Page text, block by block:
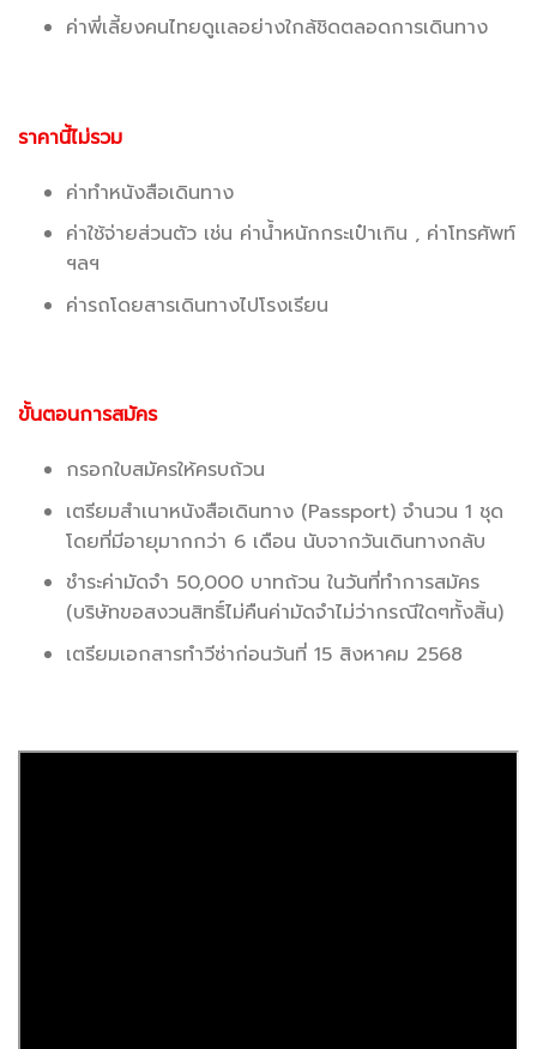
ค่าพี่เลี้ยงคนไทยดูเเลอย่างใกล้ชิดตลอดการเดินทาง
ราคานี้ไม่รวม
ค่าทำหนังสือเดินทาง
ค่าใช้จ่ายส่วนตัว เช่น ค่าน้ำหนักกระเป๋าเกิน , ค่าโทรศัพท์
ฯลฯ
ค่ารถโดยสารเดินทางไปโรงเรียน
ขั้นตอนการสมัคร
กรอกใบสมัครให้ครบถ้วน
เตรียมสำเนาหนังสือเดินทาง (Passport) จำนวน 1 ชุด
โดยที่มีอายุมากกว่า 6 เดือน นับจากวันเดินทางกลับ
ชำระค่ามัดจำ 50,000 บาทถ้วน ในวันที่ทำการสมัคร
(บริษัทขอสงวนสิทธิ์ไม่คืนค่ามัดจำไม่ว่ากรณีใดๆทั้งสิ้น)
เตรียมเอกสารทำวีซ่าก่อนวันที่ 15 สิงหาคม 2568